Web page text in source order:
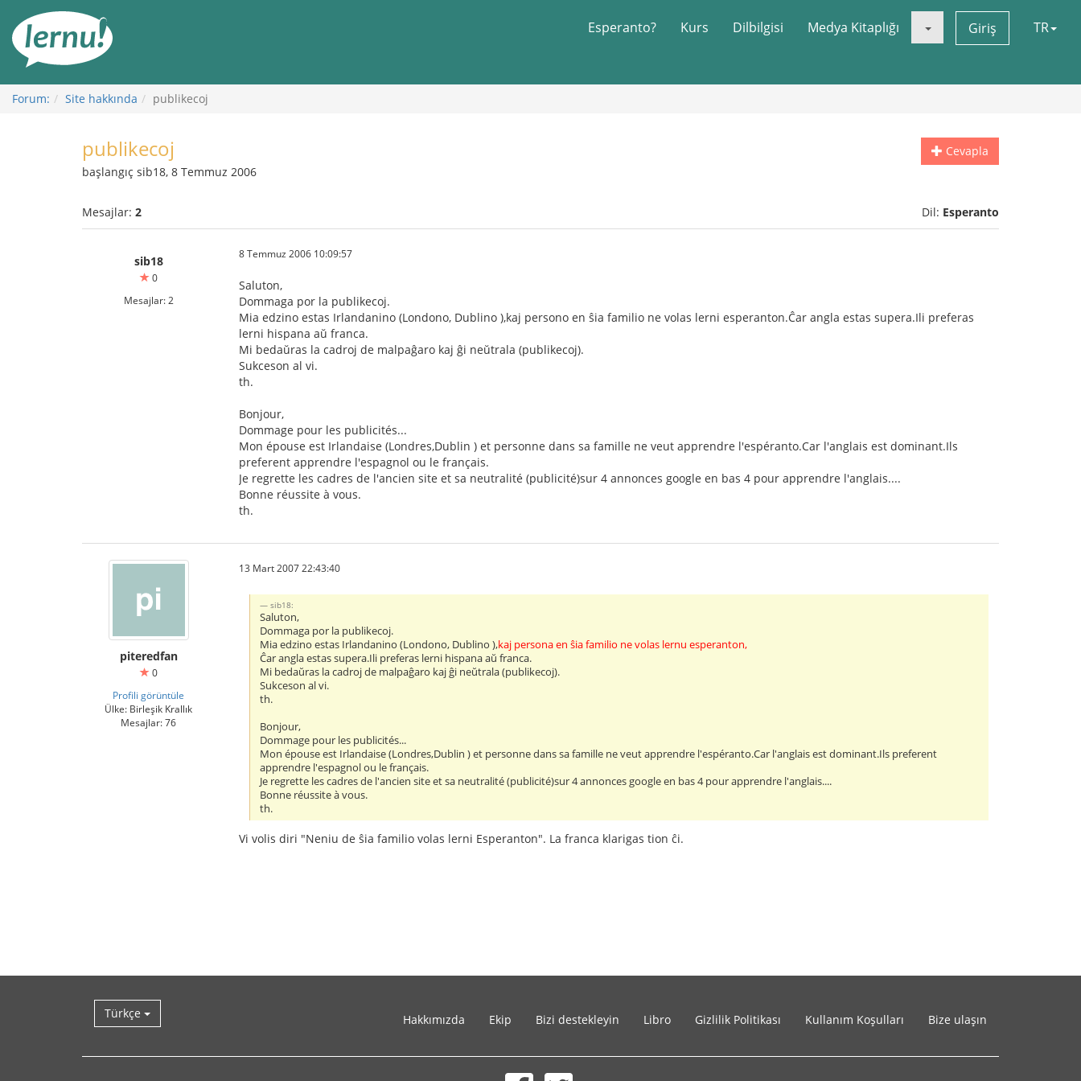
Görüntüleme
Esperanto? Kurs Dilbilgisi Medya Kitaplığı Giriş TR
Forum: Site hakkında publikecoj
Cevapla
publikecoj
başlangıç sib18, 8 Temmuz 2006
Mesajlar: 2 Dil: Esperanto
sib18
0
Mesajlar: 2
8 Temmuz 2006 10:09:57
Saluton,
Dommaga por la publikecoj.
Mia edzino estas Irlandanino (Londono, Dublino ),kaj persono en ŝia familio ne volas lerni esperanton.Ĉar angla estas supera.Ili preferas
lerni hispana aŭ franca.
Mi bedaŭras la cadroj de malpaĝaro kaj ĝi neŭtrala (publikecoj).
Sukceson al vi.
th.
Bonjour,
Dommage pour les publicités...
Mon épouse est Irlandaise (Londres,Dublin ) et personne dans sa famille ne veut apprendre l'espéranto.Car l'anglais est dominant.Ils
preferent apprendre l'espagnol ou le français.
Je regrette les cadres de l'ancien site et sa neutralité (publicité)sur 4 annonces google en bas 4 pour apprendre l'anglais....
Bonne réussite à vous.
th.
piteredfan
0
Profili görüntüle
Ülke: Birleşik Krallık
Mesajlar: 76
13 Mart 2007 22:43:40
sib18:
Saluton,
Dommaga por la publikecoj.
Mia edzino estas Irlandanino (Londono, Dublino ),kaj persona en ŝia familio ne volas lernu esperanton,
Ĉar angla estas supera.Ili preferas lerni hispana aŭ franca.
Mi bedaŭras la cadroj de malpaĝaro kaj ĝi neŭtrala (publikecoj).
Sukceson al vi.
th.
Bonjour,
Dommage pour les publicités...
Mon épouse est Irlandaise (Londres,Dublin ) et personne dans sa famille ne veut apprendre l'espéranto.Car l'anglais est dominant.Ils preferent
apprendre l'espagnol ou le français.
Je regrette les cadres de l'ancien site et sa neutralité (publicité)sur 4 annonces google en bas 4 pour apprendre l'anglais....
Bonne réussite à vous.
th.
Vi volis diri "Neniu de ŝia familio volas lerni Esperanton". La franca klarigas tion ĉi.
Türkçe Hakkımızda Ekip Bizi destekleyin Libro Gizlilik Politikası Kullanım Koşulları Bize ulaşın